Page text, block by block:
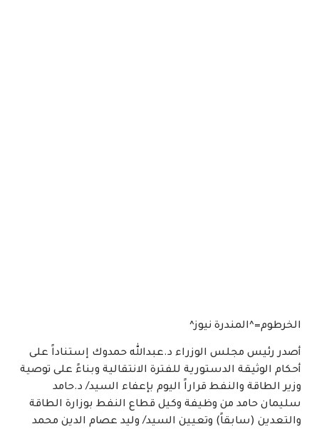
الخرطوم=^المندرة نيوز^
أصدر رئيس مجلس الوزراء د.عبدالله حمدوك إستناداً على
أحكام الوثيقة الدستورية للفترة الانتقالية وبناءً على توصية
وزير الطاقة والنفط قراراً اليوم بإعفاء السيد/ د.حامد
سليمان حامد من وظيفة وكيل قطاع النفط بوزارة الطاقة
والتعدين (سابقاً) وتعيين السيد/ وليد عصام الدين محمد